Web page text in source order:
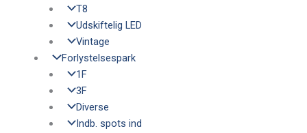
T8
Udskiftelig LED
Vintage
Forlystelsespark
1F
3F
Diverse
Indb. spots ind